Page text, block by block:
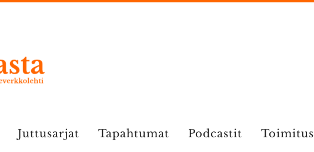
Juttusarjat Tapahtumat Podcastit Toimitus